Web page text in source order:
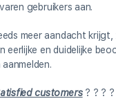
gebruikers aan.
meer aandacht krijgt,
eerlijke en duidelijke
customers? ? ? ?